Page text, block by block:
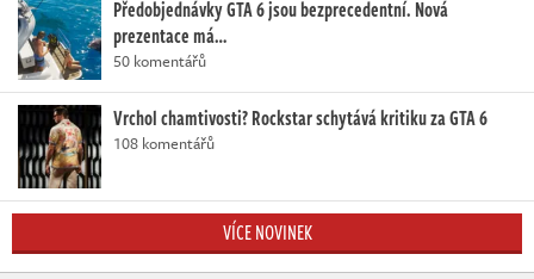
Předobjednávky GTA 6 jsou bezprecedentní. Nová
prezentace má…
50 komentářů
Vrchol chamtivosti? Rockstar schytává kritiku za GTA 6
108 komentářů
VÍCE NOVINEK